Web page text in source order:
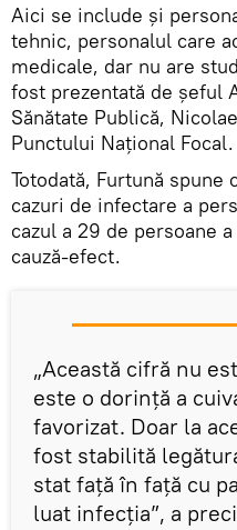
Aici se include și
tehnic, personalul care
medicale, dar nu are
fost prezentată de șeful
Sănătate Publică,
Punctului Național Focal.
Totodată, Furtună
cazuri de infectare a
cazul a 29 de persoane
cauză-efect.
„Această cifră nu
este o dorință a
favorizat. Doar la
fost stabilită
stat față în față cu
luat infecția”, a